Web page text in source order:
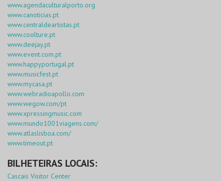
www.agendaculturalporto.org
www.canoticias.pt
www.centraldeartistas.pt
www.coolture.pt
www.deejay.pt
www.event.com.pt
www.happyportugal.pt
www.musicfest.pt
www.mycasa.pt
www.webradioapollo.com
www.wegow.com/pt
www.xpressingmusic.com
www.mundo1001viagens.com/
www.atlaslisboa.com/
www.timeout.pt
BILHETEIRAS LOCAIS:
Cascais Visitor Center